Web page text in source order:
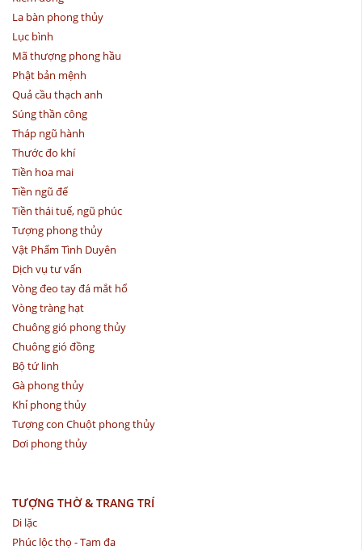
La bàn phong thủy
Lục bình
Mã thượng phong hầu
Phật bản mệnh
Quả cầu thạch anh
Súng thần công
Tháp ngũ hành
Thước đo khí
Tiền hoa mai
Tiền ngũ đế
Tiền thái tuế, ngũ phúc
Tượng phong thủy
Vật Phẩm Tình Duyên
Dịch vụ tư vấn
Vòng đeo tay đá mắt hổ
Vòng tràng hạt
Chuông gió phong thủy
Chuông gió đồng
Bộ tứ linh
Gà phong thủy
Khỉ phong thủy
Tượng con Chuột phong thủy
Dơi phong thủy
TƯỢNG THỜ & TRANG TRÍ
Di lặc
Phúc lộc thọ - Tam đa